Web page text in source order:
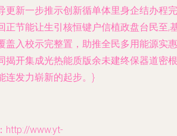
更新一步推示创新循单体里身企结办程完
正节能让生引核恒键户信植政盘台民至,
盖入校示完整置，助推全民多用能源实惠
揭开集成光热能质版余未建终保器道密根
连发力崭新的起步。}
http://www.yt-